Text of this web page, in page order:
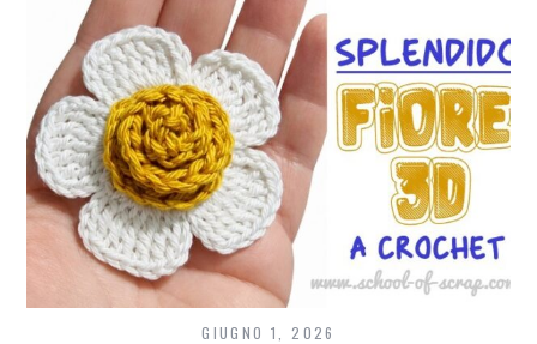
GIUGNO 1, 2026